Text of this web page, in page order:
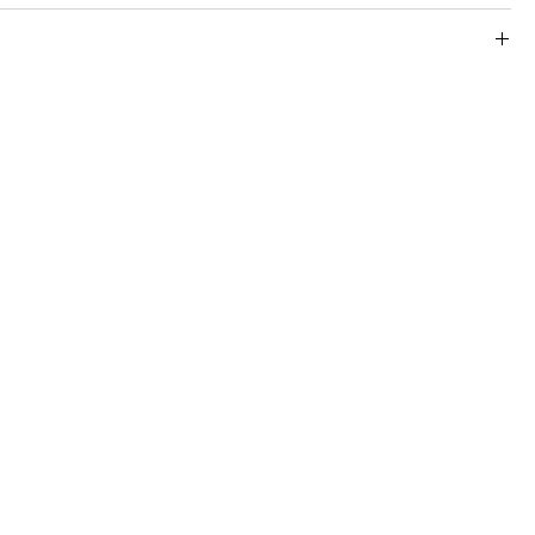
bouchers aux Halles de Paris. Franck est directeur
commune pour la gastronomie et les réceptions les a
proposant une grande majorité de produits biologiques.